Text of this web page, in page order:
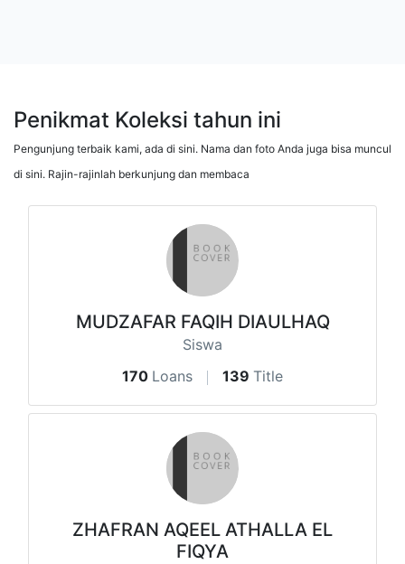
Penikmat Koleksi tahun ini
Pengunjung terbaik kami, ada di sini. Nama dan foto Anda juga bisa muncul
di sini. Rajin-rajinlah berkunjung dan membaca
MUDZAFAR FAQIH DIAULHAQ
Siswa
170 Loans 139 Title
ZHAFRAN AQEEL ATHALLA EL
FIQYA